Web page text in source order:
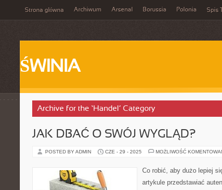
Strona główna Archiwum Arsenal Borussia Polonia Spis
ŚWINIA
Archive for the ‘Handel’ Category
JAK DBAĆ O SWÓJ WYGLĄD?
POSTED BY ADMIN CZE - 29 - 2025 MOŻLIWOŚĆ
Co robić, aby dużo lepiej
artykule przedstawiać